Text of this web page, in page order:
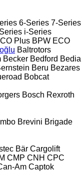
6-Series 7-Series
i-Series
Plus BPW ECO
Baltrotors
Becker Bedford Bedia
Beru Bezares
Bobcat
Bosch Rexroth
Brevini Brigade
Bär Cargolift
CMP CNH CPC
Am Captok